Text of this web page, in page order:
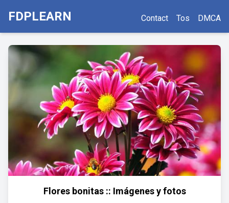
FDPLEARN Contact Tos DMCA
Flores bonitas :: Imágenes y fotos